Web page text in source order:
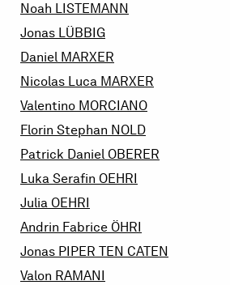
Noah LISTEMANN
Jonas LÜBBIG
Daniel MARXER
Nicolas Luca MARXER
Valentino MORCIANO
Florin Stephan NOLD
Patrick Daniel OBERER
Luka Serafin OEHRI
Julia OEHRI
Andrin Fabrice ÖHRI
Jonas PIPER TEN CATEN
Valon RAMANI